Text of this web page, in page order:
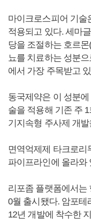
마이크로스피어 기술
적용되고 있다. 세마
당을 조절하는 호르
뇨를 치료하는 성분
에서 가장 주목받고
동국제약은 이 성분
술을 적용해 기존 주
기지속형 주사제 개
면역억제제 타크로리
파이프라인에 올라와
리포좀 플랫폼에서는
0월 출시됐다. 암포테
12년 개발에 착수한